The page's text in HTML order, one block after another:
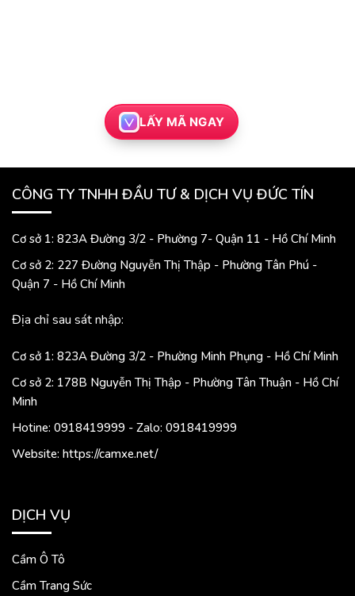
LẤY MÃ NGAY
CÔNG TY TNHH ĐẦU TƯ & DỊCH VỤ ĐỨC TÍN
Cơ sở 1: 823A Đường 3/2 - Phường 7- Quận 11 - Hồ Chí Minh
Cơ sở 2: 227 Đường Nguyễn Thị Thập - Phường Tân Phú -
Quận 7 - Hồ Chí Minh
Địa chỉ sau sát nhập:
Cơ sở 1: 823A Đường 3/2 - Phường Minh Phụng - Hồ Chí Minh
Cơ sở 2: 178B Nguyễn Thị Thập - Phường Tân Thuận - Hồ Chí
Minh
Hotine: 0918419999 - Zalo: 0918419999
Website: https://camxe.net/
DỊCH VỤ
Cầm Ô Tô
Cầm Trang Sức